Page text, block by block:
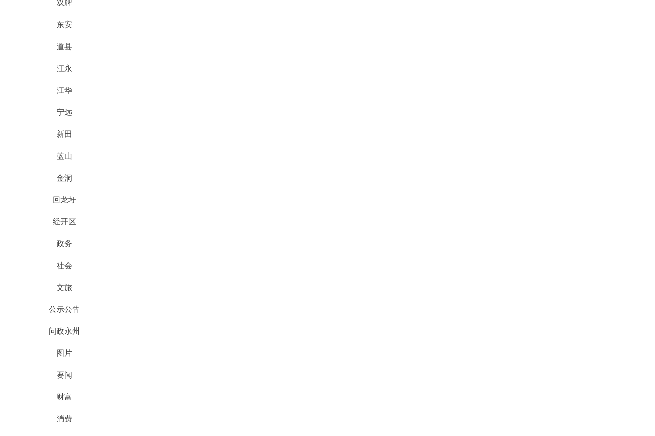
双牌
东安
道县
江永
江华
宁远
新田
蓝山
金洞
回龙圩
经开区
政务
社会
文旅
公示公告
问政永州
图片
要闻
财富
消费